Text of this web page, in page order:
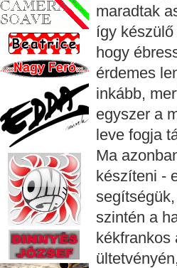
maradtak
így
hogy
érdemes
inkább,
egyszer a
leve fogja
Ma
készíteni -
szintén a
kékfrankos